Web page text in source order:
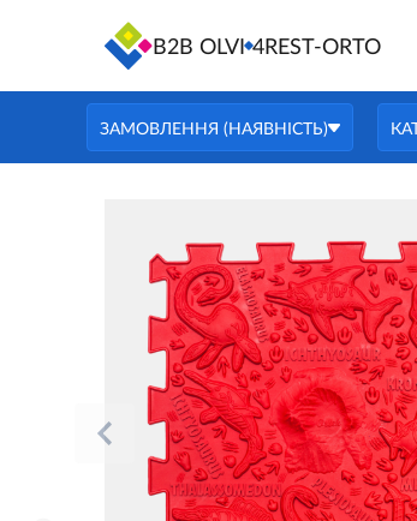
B2B OLVI 4REST-ORTO
ЗАМОВЛЕННЯ (НАЯВНІСТЬ)